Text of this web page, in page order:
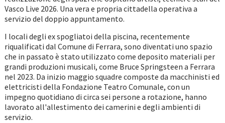
Vasco Live 2026. Una vera e propria cittadella operativa a
servizio del doppio appuntamento.
I locali degli ex spogliatoi della piscina, recentemente
riqualificati dal Comune di Ferrara, sono diventati uno spazio
che in passato è stato utilizzato come deposito materiali per
grandi produzioni musicali, come Bruce Springsteen a Ferrara
nel 2023. Da inizio maggio squadre composte da macchinisti ed
elettricisti della Fondazione Teatro Comunale, con un
impegno quotidiano di circa sei persone a rotazione, hanno
lavorato all'allestimento dei camerini e degli ambienti di
servizio.